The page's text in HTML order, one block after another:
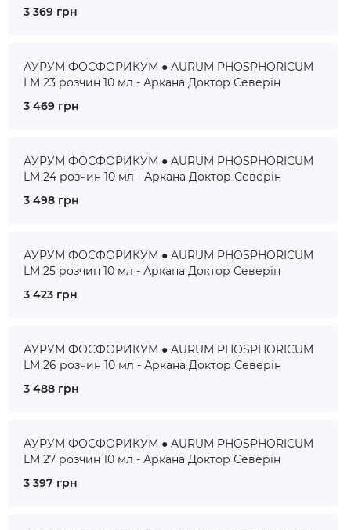
3 369 грн
АУРУМ ФОСФОРИКУМ ● AURUM PHOSPHORICUM
LM 23 розчин 10 мл - Аркана Доктор Северін
3 469 грн
АУРУМ ФОСФОРИКУМ ● AURUM PHOSPHORICUM
LM 24 розчин 10 мл - Аркана Доктор Северін
3 498 грн
АУРУМ ФОСФОРИКУМ ● AURUM PHOSPHORICUM
LM 25 розчин 10 мл - Аркана Доктор Северін
3 423 грн
АУРУМ ФОСФОРИКУМ ● AURUM PHOSPHORICUM
LM 26 розчин 10 мл - Аркана Доктор Северін
3 488 грн
АУРУМ ФОСФОРИКУМ ● AURUM PHOSPHORICUM
LM 27 розчин 10 мл - Аркана Доктор Северін
3 397 грн